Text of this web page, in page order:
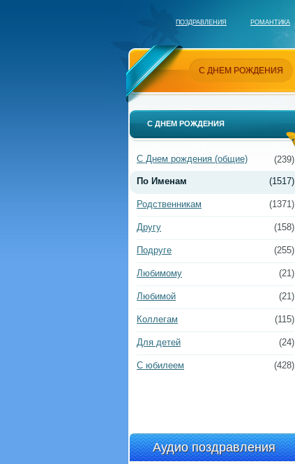
ПОЗДРАВЛЕНИЯ РОМАНТИКА
С ДНЕМ РОЖДЕНИЯ
С ДНЕМ РОЖДЕНИЯ
(239)
С Днем рождения (общие)
(1517)
По Именам
(1371)
Родственникам
(158)
Другу
(255)
Подруге
(21)
Любимому
(21)
Любимой
(115)
Коллегам
(24)
Для детей
(428)
С юбилеем
Аудио поздравления